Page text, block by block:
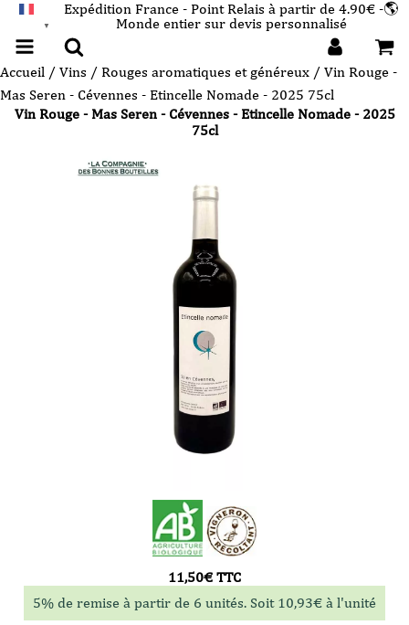
▼
Expédition France - Point Relais à partir de 4.90€ -🌎
Monde entier sur devis personnalisé
Accueil / Vins / Rouges aromatiques et généreux / Vin Rouge -
Mas Seren - Cévennes - Etincelle Nomade - 2025 75cl
Vin Rouge - Mas Seren - Cévennes - Etincelle Nomade - 2025
75cl
11,50€ TTC
5% de remise à partir de 6 unités. Soit 10,93€ à l'unité